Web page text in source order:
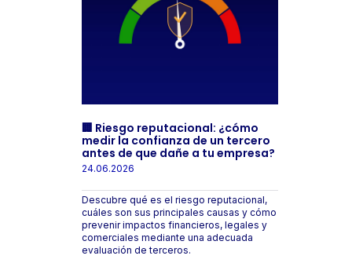
🏢 Riesgo reputacional: ¿cómo
medir la confianza de un tercero
antes de que dañe a tu empresa?
24.06.2026
Descubre qué es el riesgo reputacional,
cuáles son sus principales causas y cómo
prevenir impactos financieros, legales y
comerciales mediante una adecuada
evaluación de terceros.